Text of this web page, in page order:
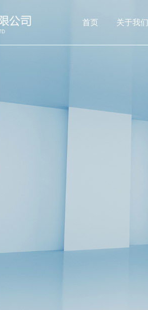
首页 关于我们